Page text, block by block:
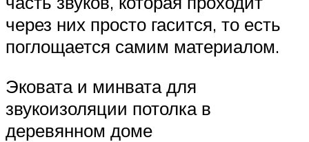
через них просто гасится, то есть
поглощается самим материалом.
Эковата и минвата для
звукоизоляции потолка в
деревянном доме